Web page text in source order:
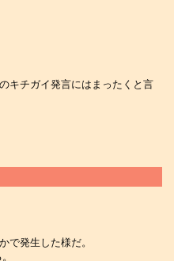
キチガイ発言にはまったくと言
で発生した様だ。